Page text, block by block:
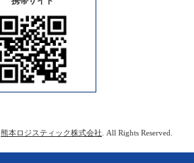
熊本ロジスティック株式会社 . All Rights Reserved.